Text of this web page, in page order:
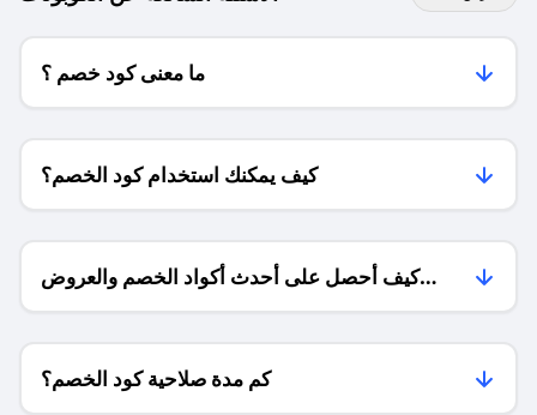
ما معنى كود خصم ؟
كيف يمكنك استخدام كود الخصم؟
كيف أحصل على أحدث أكواد الخصم والعروض
للمتاجر؟
كم مدة صلاحية كود الخصم؟